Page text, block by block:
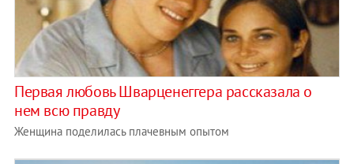
Первая любовь Шварценеггера рассказала о
нем всю правду
Женщина поделилась плачевным опытом